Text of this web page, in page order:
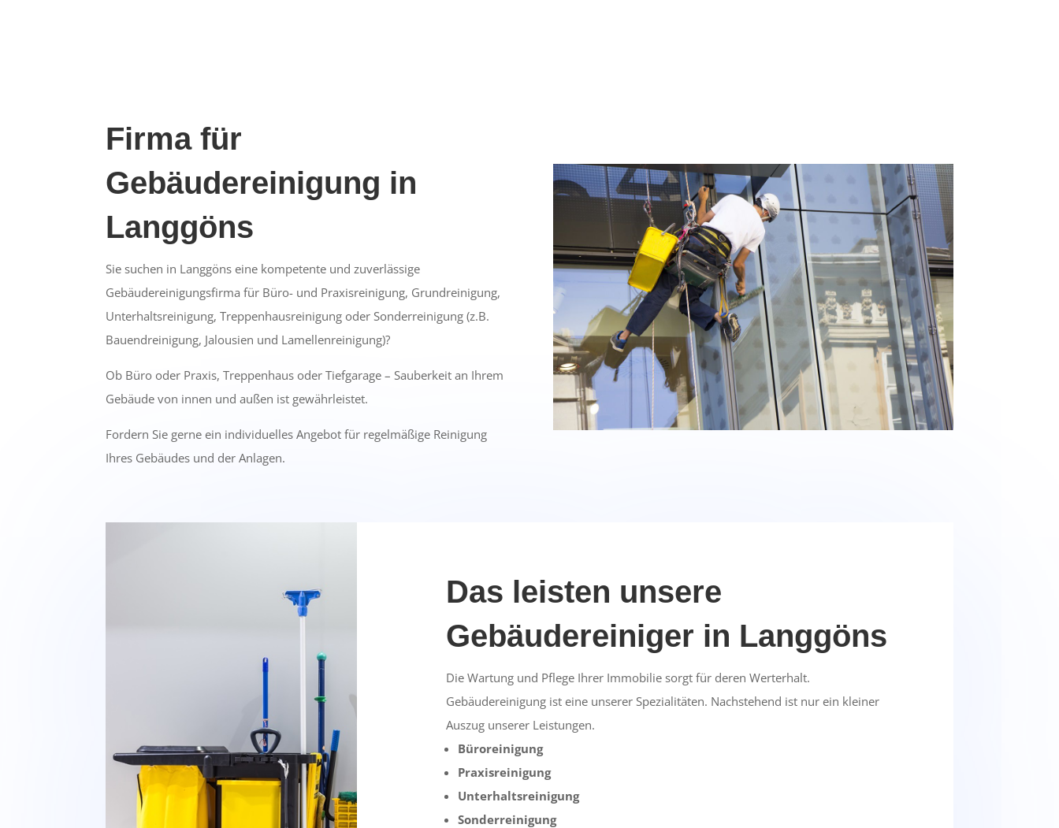
Firma für
Gebäudereinigung in
Langgöns
Sie suchen in Langgöns eine kompetente und zuverlässige
Gebäudereinigungsfirma für Büro- und Praxisreinigung, Grundreinigung,
Unterhaltsreinigung, Treppenhausreinigung oder Sonderreinigung (z.B.
Bauendreinigung, Jalousien und Lamellenreinigung)?
Ob Büro oder Praxis, Treppenhaus oder Tiefgarage – Sauberkeit an Ihrem
Gebäude von innen und außen ist gewährleistet.
Fordern Sie gerne ein individuelles Angebot für regelmäßige Reinigung
Ihres Gebäudes und der Anlagen.
Das leisten unsere
Gebäudereiniger in Langgöns
Die Wartung und Pflege Ihrer Immobilie sorgt für deren Werterhalt.
Gebäudereinigung ist eine unserer Spezialitäten. Nachstehend ist nur ein kleiner
Auszug unserer Leistungen.
Büroreinigung
Praxisreinigung
Unterhaltsreinigung
Sonderreinigung